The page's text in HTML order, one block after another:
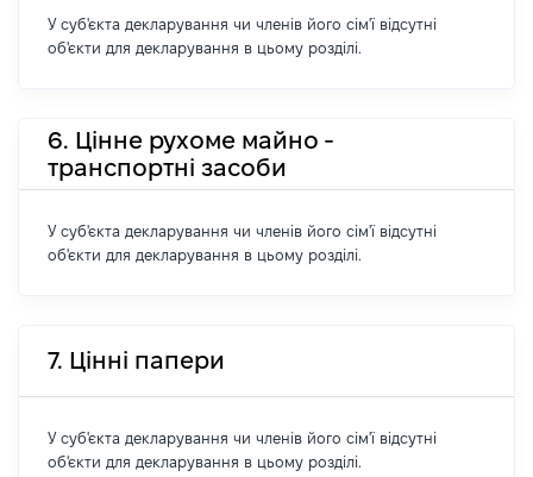
У суб'єкта декларування чи членів його сім'ї відсутні
об'єкти для декларування в цьому розділі.
6. Цінне рухоме майно -
транспортні засоби
У суб'єкта декларування чи членів його сім'ї відсутні
об'єкти для декларування в цьому розділі.
7. Цінні папери
У суб'єкта декларування чи членів його сім'ї відсутні
об'єкти для декларування в цьому розділі.